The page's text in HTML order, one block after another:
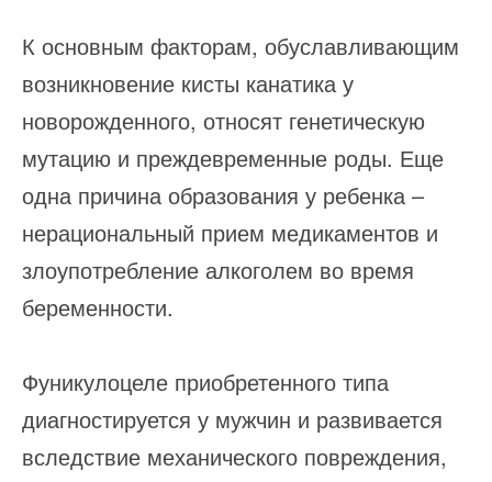
К основным факторам, обуславливающим
возникновение кисты канатика у
новорожденного, относят генетическую
мутацию и преждевременные роды. Еще
одна причина образования у ребенка –
нерациональный прием медикаментов и
злоупотребление алкоголем во время
беременности.
Фуникулоцеле приобретенного типа
диагностируется у мужчин и развивается
вследствие механического повреждения,